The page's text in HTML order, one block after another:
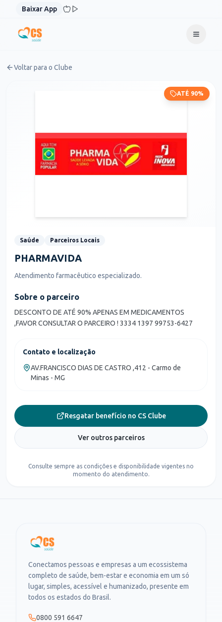
Pular para o conteúdo
Baixar App
Voltar para o Clube
ATÉ 90%
Saúde Parceiros Locais
PHARMAVIDA
Atendimento farmacêutico especializado.
Sobre o parceiro
DESCONTO DE ATÉ 90% APENAS EM MEDICAMENTOS
,FAVOR CONSULTAR O PARCEIRO ! 3334 1397 99753-6427
Contato e localização
AV.FRANCISCO DIAS DE CASTRO ,412 - Carmo de
Minas - MG
Resgatar benefício no CS Clube
Ver outros parceiros
Consulte sempre as condições e disponibilidade vigentes no
momento do atendimento.
Conectamos pessoas e empresas a um ecossistema
completo de saúde, bem-estar e economia em um só
lugar, simples, acessível e humanizado, presente em
todos os estados do Brasil.
0800 591 6647